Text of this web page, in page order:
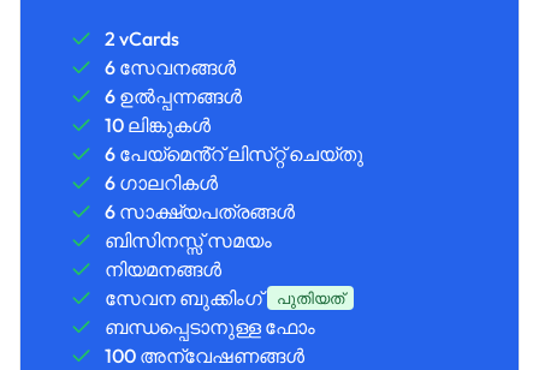
2 vCards
6 സേവനങ്ങൾ
6 ഉൽപ്പന്നങ്ങൾ
10 ലിങ്കുകൾ
6 പേയ്‌മെൻ്റ് ലിസ്‌റ്റ് ചെയ്‌തു
6 ഗാലറികൾ
6 സാക്ഷ്യപത്രങ്ങൾ
ബിസിനസ്സ് സമയം
നിയമനങ്ങൾ
സേവന ബുക്കിംഗ്
പുതിയത്
ബന്ധപ്പെടാനുള്ള ഫോം
100 അന്വേഷണങ്ങൾ